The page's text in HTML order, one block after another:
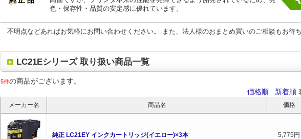
色・保存性・品質の安定感に優れています。
不明点などあればお気軽にお問い合わせください。 また、法人様のおまとめ買いのご相談もお待ち
LC21Eシリーズ 取り扱い商品一覧
5件の商品がございます。
価格順
新着順
メーカー名 商品名 価格
純正 LC21EY インクカートリッジ(イエロー)×3本 5,775円